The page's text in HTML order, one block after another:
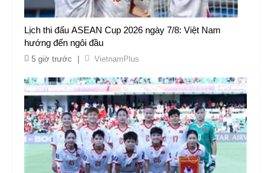
Lịch thi đấu ASEAN Cup 2026 ngày 7/8: Việt Nam
hướng đến ngôi đầu
5 giờ trước VietnamPlus